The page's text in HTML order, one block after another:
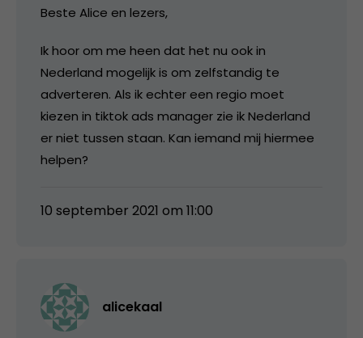
Beste Alice en lezers,
Ik hoor om me heen dat het nu ook in
Nederland mogelijk is om zelfstandig te
adverteren. Als ik echter een regio moet
kiezen in tiktok ads manager zie ik Nederland
er niet tussen staan. Kan iemand mij hiermee
helpen?
10 september 2021 om 11:00
alicekaal